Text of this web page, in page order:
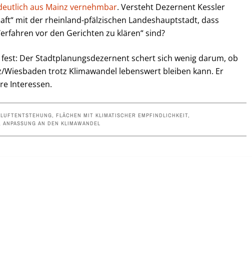
aus Mainz vernehmbar. Versteht Dezernent Kessler
mit der rheinland-pfälzischen Landeshauptstadt, dass
vor den Gerichten zu klären“ sind?
Der Stadtplanungsdezernent schert sich wenig darum, ob
Wiesbaden trotz Klimawandel lebenswert bleiben kann. Er
Interessen.
, FLÄCHEN MIT KLIMATISCHER EMPFINDLICHKEIT,
ANPASSUNG AN DEN KLIMAWANDEL